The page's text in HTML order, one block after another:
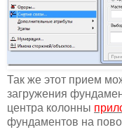
Так же этот прием
загружения
центра колонны
фундаментов на